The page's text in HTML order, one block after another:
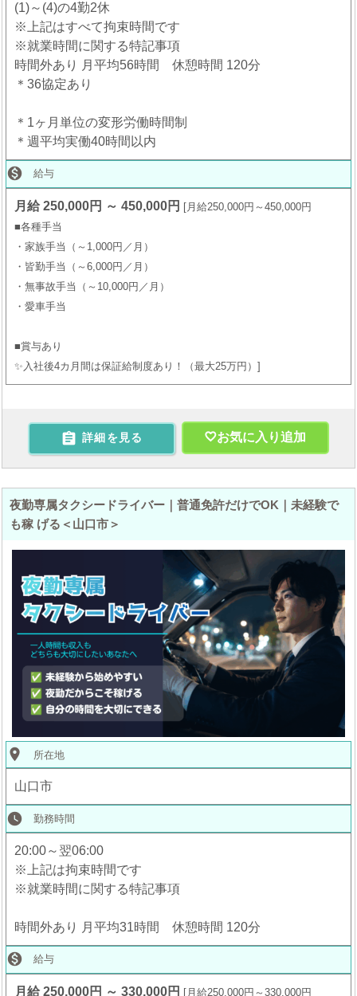
(1)～(4)の4勤2休
※上記はすべて拘束時間です
※就業時間に関する特記事項
時間外あり 月平均56時間 休憩時間 120分
＊36協定あり
＊1ヶ月単位の変形労働時間制
＊週平均実働40時間以内
 給与
月給 250,000円 ～ 450,000円
月給250,000円～450,000円
■各種手当
・家族手当（～1,000円／月）
・皆勤手当（～6,000円／月）
・無事故手当（～10,000円／月）
・愛車手当
■賞与あり
✨入社後4カ月間は保証給制度あり！（最大25万円）
 詳細を見る お気に入り追加
夜勤専属タクシードライバー｜普通免許だけでOK｜未経験で
も稼 げる＜山口市＞
place 所在地
山口市
watch_later 勤務時間
20:00～翌06:00
※上記は拘束時間です
※就業時間に関する特記事項
時間外あり 月平均31時間 休憩時間 120分
 給与
月給 250,000円 ～ 330,000円 月給250,000円～330,000円